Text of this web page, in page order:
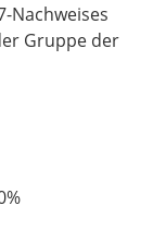
Nachweises
Gruppe der